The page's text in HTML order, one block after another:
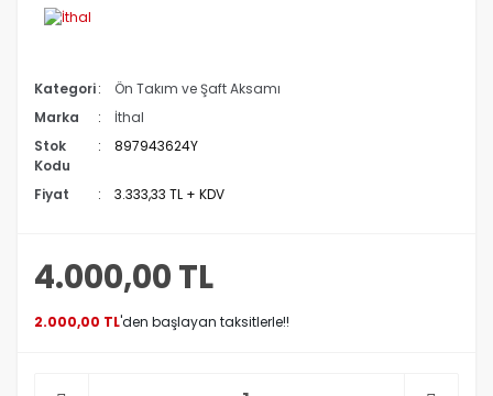
Kategori
Ön Takım ve Şaft Aksamı
Marka
İthal
Stok
Kodu
897943624Y
Fiyat 3.333,33 TL + KDV
4.000,00 TL
2.000,00 TL'den başlayan taksitlerle!!